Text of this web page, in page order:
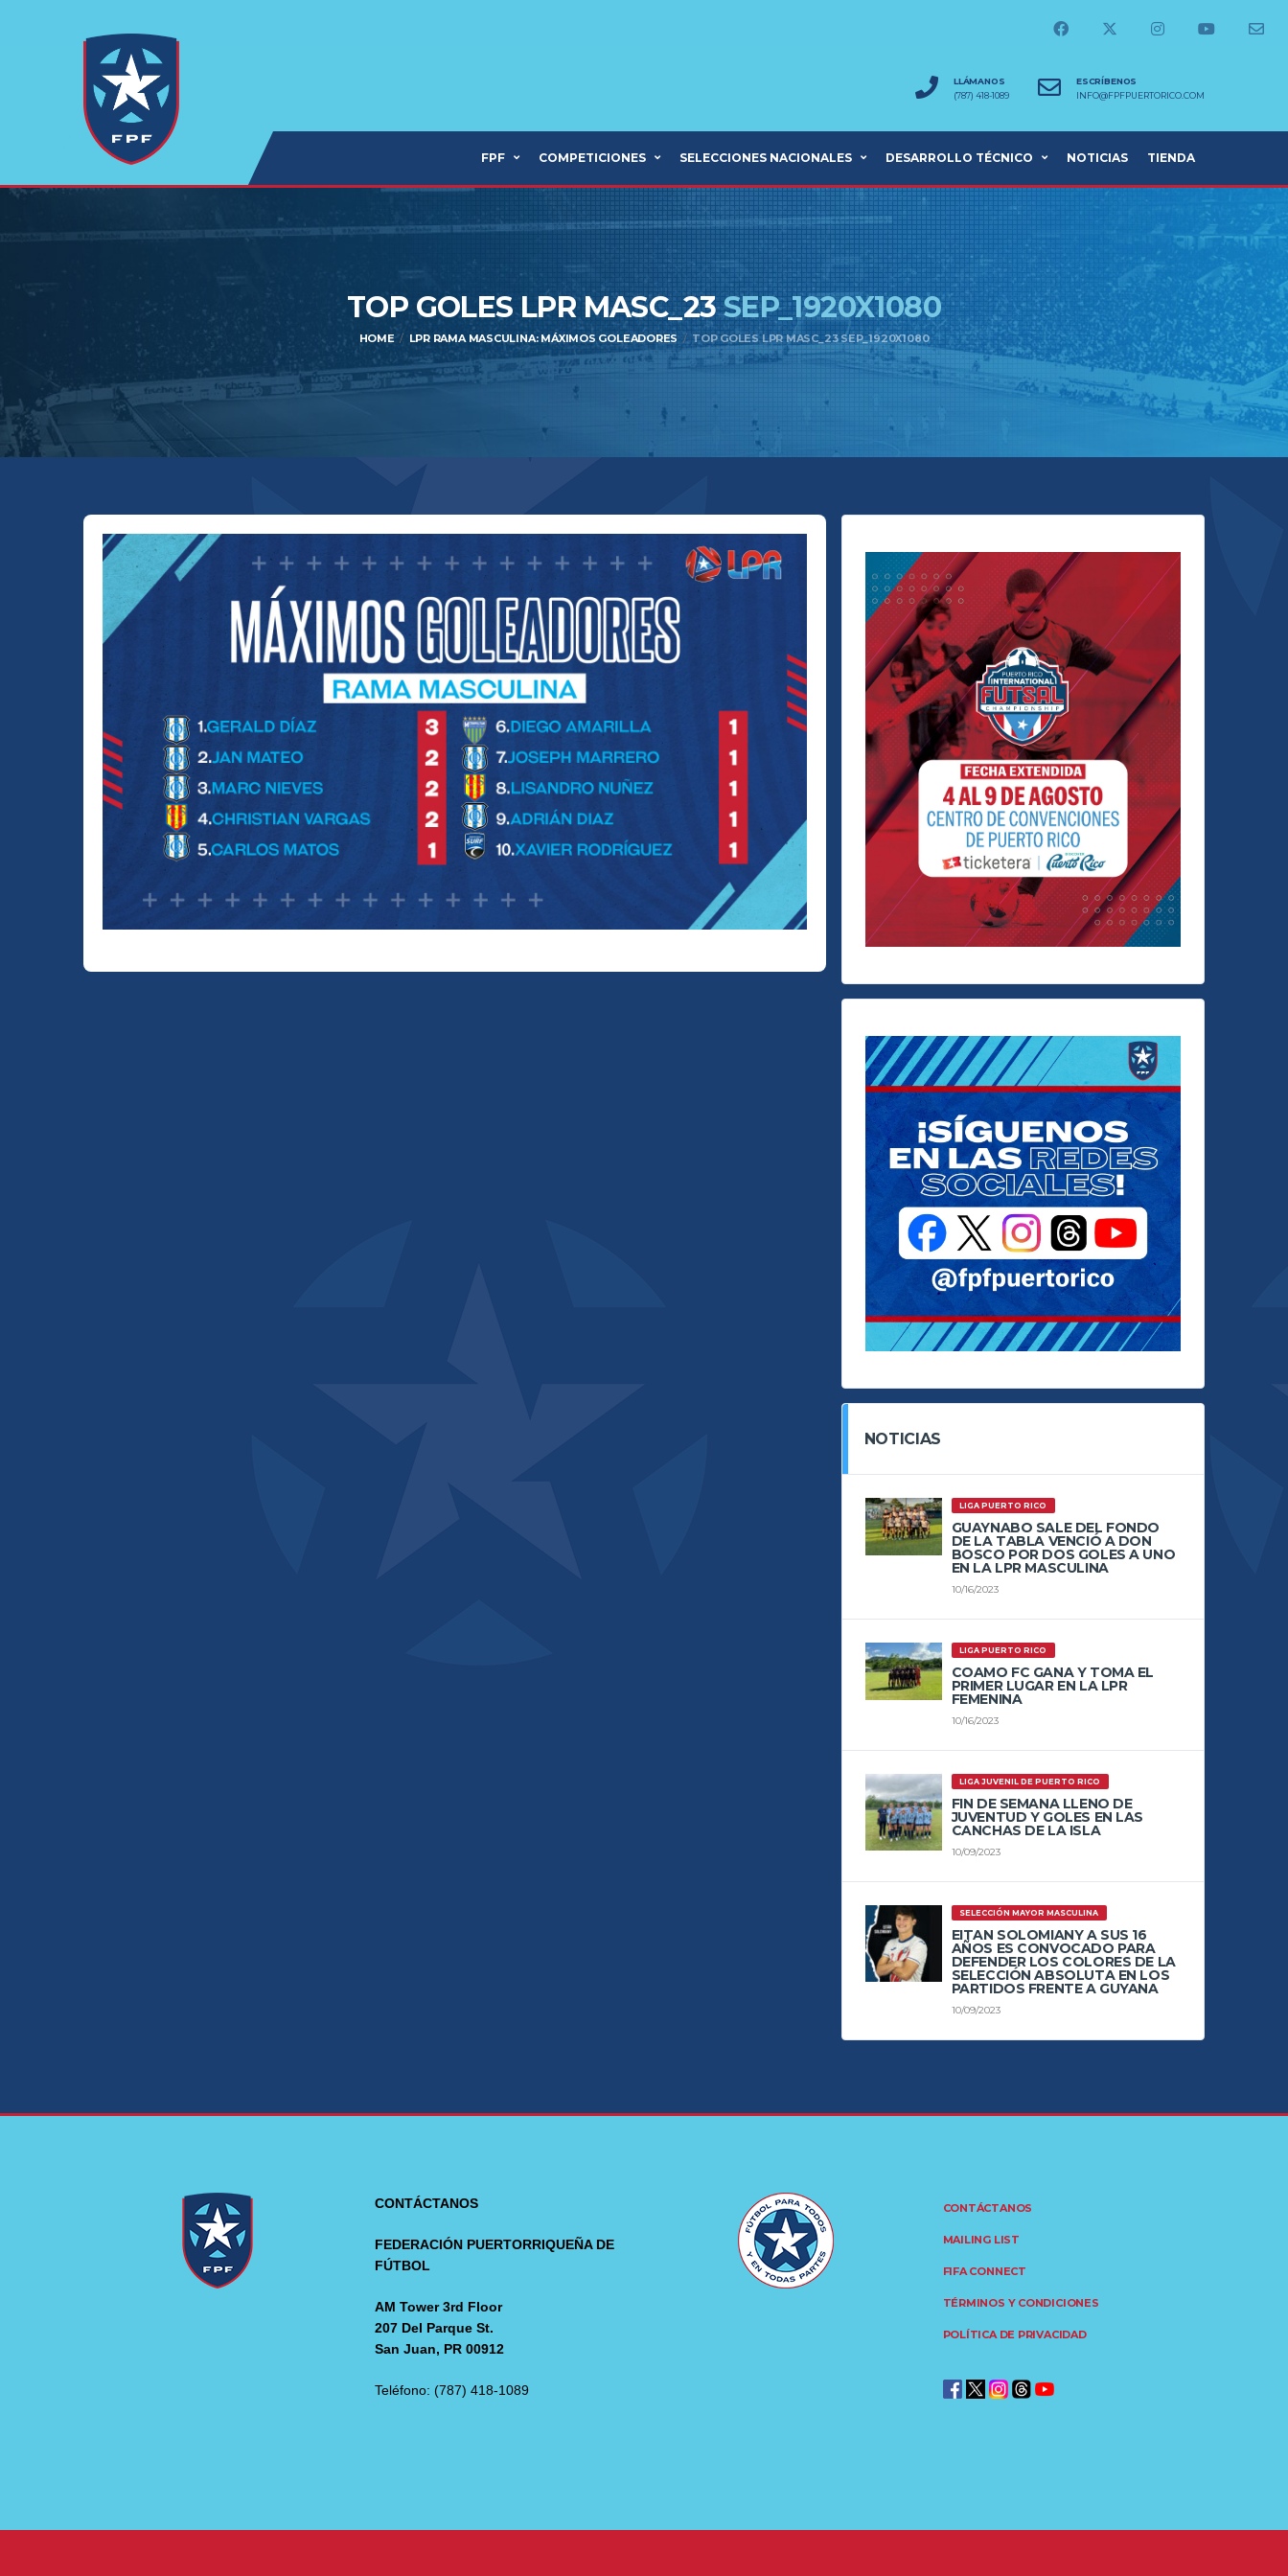
LLÁMANOS
(787) 418-1089
ESCRÍBENOS
INFO@FPFPUERTORICO.COM
FPF COMPETICIONES SELECCIONES NACIONALES DESARROLLO TÉCNICO NOTICIAS TIENDA
TOP GOLES LPR MASC_23SEP_1920X1080
HOME LPR RAMA MASCULINA: MÁXIMOS GOLEADORES TOP GOLES LPR MASC_23 SEP_1920X1080
NOTICIAS
LIGA PUERTO RICO
GUAYNABO SALE DEL FONDO
DE LA TABLA VENCIÓ A DON
BOSCO POR DOS GOLES A UNO
EN LA LPR MASCULINA
10/16/2023
LIGA PUERTO RICO
COAMO FC GANA Y TOMA EL
PRIMER LUGAR EN LA LPR
FEMENINA
10/16/2023
LIGA JUVENIL DE PUERTO RICO
FIN DE SEMANA LLENO DE
JUVENTUD Y GOLES EN LAS
CANCHAS DE LA ISLA
10/09/2023
SELECCIÓN MAYOR MASCULINA
EITAN SOLOMIANY A SUS 16
AÑOS ES CONVOCADO PARA
DEFENDER LOS COLORES DE LA
SELECCIÓN ABSOLUTA EN LOS
PARTIDOS FRENTE A GUYANA
10/09/2023
CONTÁCTANOS
FEDERACIÓN PUERTORRIQUEÑA DE
FÚTBOL
AM Tower 3rd Floor
207 Del Parque St.
San Juan, PR 00912
Teléfono: (787) 418-1089
CONTÁCTANOS
MAILING LIST
FIFA CONNECT
TÉRMINOS Y CONDICIONES
POLÍTICA DE PRIVACIDAD